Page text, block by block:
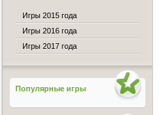
Игры 2015 года
Игры 2016 года
Игры 2017 года
Популярные игры